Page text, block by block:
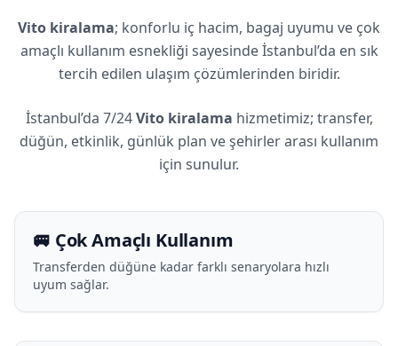
Vito kiralama; konforlu iç hacim, bagaj uyumu ve çok
amaçlı kullanım esnekliği sayesinde İstanbul’da en sık
tercih edilen ulaşım çözümlerinden biridir.
İstanbul’da 7/24Vito kiralama hizmetimiz; transfer,
düğün, etkinlik, günlük plan ve şehirler arası kullanım
için sunulur.
🚐 Çok Amaçlı Kullanım
Transferden düğüne kadar farklı senaryolara hızlı
uyum sağlar.